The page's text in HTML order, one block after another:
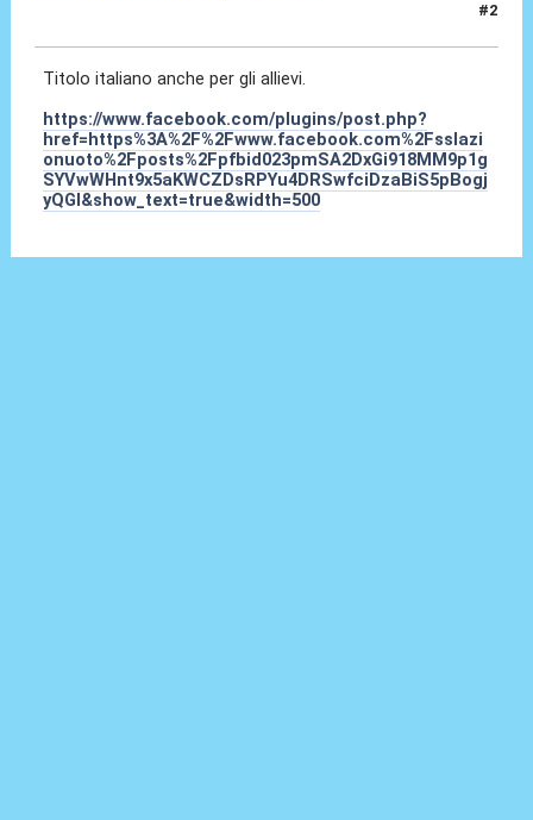
#2
Titolo italiano anche per gli allievi.
https://www.facebook.com/plugins/post.php?
href=https%3A%2F%2Fwww.facebook.com%2Fsslazi
onuoto%2Fposts%2Fpfbid023pmSA2DxGi918MM9p1g
SYVwWHnt9x5aKWCZDsRPYu4DRSwfciDzaBiS5pBogj
yQGl&show_text=true&width=500